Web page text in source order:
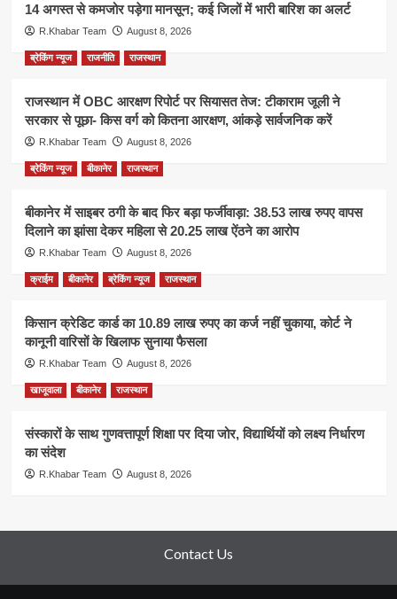
14 अगस्त से कमजोर पड़ेगा मानसून; कई जिलों में भारी बारिश का अलर्ट
R.Khabar Team August 8, 2026
ब्रेकिंग न्यूज राजनीति राजस्थान
राजस्थान में OBC आरक्षण रिपोर्ट पर सियासत तेज: टीकाराम जूली ने
सरकार से पूछा- किस वर्ग को कितना आरक्षण, आंकड़े सार्वजनिक करें
R.Khabar Team August 8, 2026
ब्रेकिंग न्यूज बीकानेर राजस्थान
बीकानेर में साइबर ठगी के बाद फिर बड़ा फर्जीवाड़ा: 38.53 लाख रुपए वापस
दिलाने का झांसा देकर महिला से 20.25 लाख ऐंठने का आरोप
R.Khabar Team August 8, 2026
क्राईम बीकानेर ब्रेकिंग न्यूज राजस्थान
किसान क्रेडिट कार्ड का 10.89 लाख रुपए का कर्ज नहीं चुकाया, कोर्ट ने
कानूनी वारिसों के खिलाफ सुनाया फैसला
R.Khabar Team August 8, 2026
खाजूवाला बीकानेर राजस्थान
संस्कारों के साथ गुणवत्तापूर्ण शिक्षा पर दिया जोर, विद्यार्थियों को लक्ष्य निर्धारण
का संदेश
R.Khabar Team August 8, 2026
Contact Us